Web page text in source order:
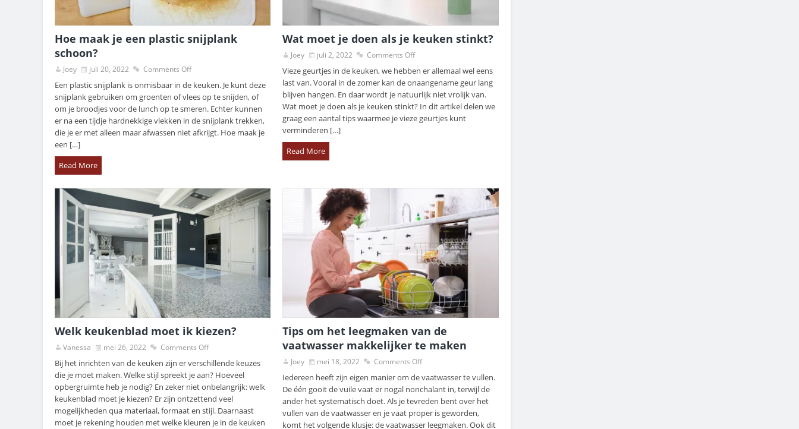
Hoe maak je een plastic snijplank
schoon?
Joey juli 20, 2022 Comments Off
Een plastic snijplank is onmisbaar in de keuken. Je kunt deze
snijplank gebruiken om groenten of vlees op te snijden, of
om je broodjes voor de lunch op te smeren. Echter kunnen
er na een tijdje hardnekkige vlekken in de snijplank trekken,
die je er met alleen maar afwassen niet afkrijgt. Hoe maak je
een […]
Read More
Wat moet je doen als je keuken stinkt?
Joey juli 2, 2022 Comments Off
Vieze geurtjes in de keuken, we hebben er allemaal wel eens
last van. Vooral in de zomer kan de onaangename geur lang
blijven hangen. En daar wordt je natuurlijk niet vrolijk van.
Wat moet je doen als je keuken stinkt? In dit artikel delen we
graag een aantal tips waarmee je vieze geurtjes kunt
verminderen […]
Read More
Welk keukenblad moet ik kiezen?
Vanessa mei 26, 2022 Comments Off
Bij het inrichten van de keuken zijn er verschillende keuzes
die je moet maken. Welke stijl spreekt je aan? Hoeveel
opbergruimte heb je nodig? En zeker niet onbelangrijk: welk
keukenblad moet je kiezen? Er zijn ontzettend veel
mogelijkheden qua materiaal, formaat en stijl. Daarnaast
moet je rekening houden met welke kleuren je in de keuken
Tips om het leegmaken van de
vaatwasser makkelijker te maken
Joey mei 18, 2022 Comments Off
Iedereen heeft zijn eigen manier om de vaatwasser te vullen.
De één gooit de vuile vaat er nogal nonchalant in, terwijl de
ander het systematisch doet. Als je tevreden bent over het
vullen van de vaatwasser en je vaat proper is geworden,
komt het volgende klusje: de vaatwasser leegmaken. Ook dit